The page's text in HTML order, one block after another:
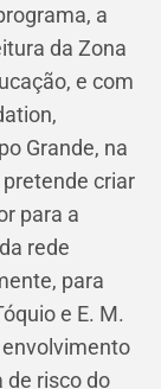
a
da Zona
e com
Grande, na
criar
para a
rede
para
e E. M.
de risco do